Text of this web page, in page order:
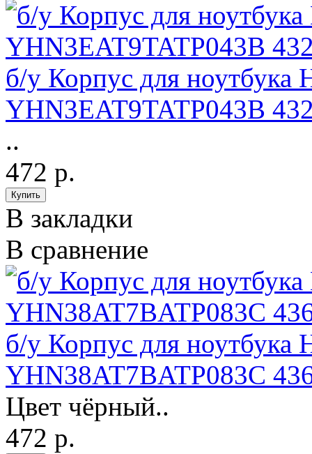
б/у Корпус для ноутбука
YHN3EAT9TATP043B
..
472 р.
В закладки
В сравнение
б/у Корпус для ноутбука
YHN38AT7BATP083C
Цвет чёрный..
472 р.